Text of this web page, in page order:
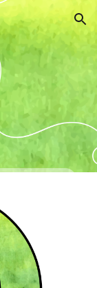
Skip to navigation